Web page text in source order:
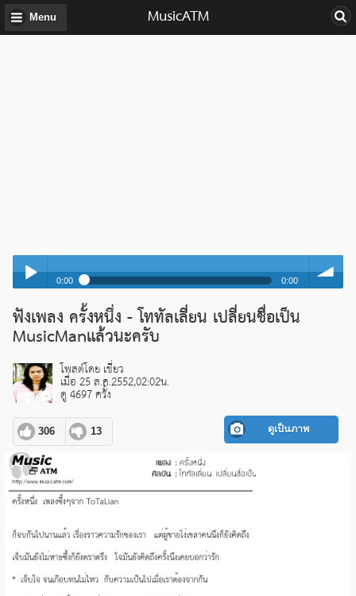
Menu MusicATM
Play /
pause
0:00 0:00
ครั้งหนึ่ง - โททัลเลี่ยน เปลี่ยนชื่อเป็น MusicManแล้วนะครับ
ครั้งหนึ่ง - โททัลเลี่ยน เปลี่ยนชื่อเป็น MusicManแล้วนะครับ
ฟังเพลง ครั้งหนึ่ง - โททัลเลี่ยน เปลี่ยนชื่อเป็น
MusicManแล้วนะครับ
โพสต์โดย เชี่ยว
เมื่อ 25 ส.ค.2552,02:02น.
ดู 4697 ครั้ง
306 13 ดูเป็นภาพ